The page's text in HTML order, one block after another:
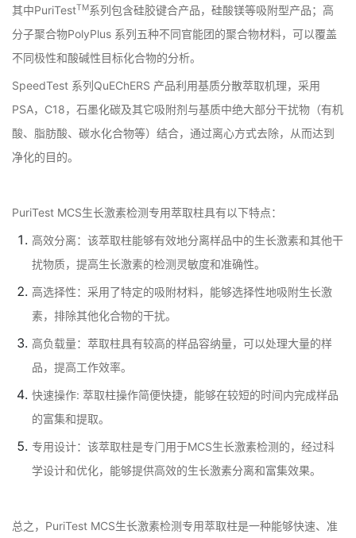
其中PuriTestTM系列包含硅胶键合产品，硅酸镁等吸附型产品；高
分子聚合物PolyPlus 系列五种不同官能团的聚合物材料，可以覆盖
不同极性和酸碱性目标化合物的分析。
SpeedTest 系列QuEChERS 产品利用基质分散萃取机理，采用
PSA，C18，石墨化碳及其它吸附剂与基质中绝大部分干扰物（有机
酸、脂肪酸、碳水化合物等）结合，通过离心方式去除，从而达到
净化的目的。
PuriTest MCS生长激素检测专用萃取柱具有以下特点：
高效分离：该萃取柱能够有效地分离样品中的生长激素和其他干
扰物质，提高生长激素的检测灵敏度和准确性。
高选择性：采用了特定的吸附材料，能够选择性地吸附生长激
素，排除其他化合物的干扰。
高负载量：萃取柱具有较高的样品容纳量，可以处理大量的样
品，提高工作效率。
快速操作: 萃取柱操作简便快捷，能够在较短的时间内完成样品
的富集和提取。
专用设计：该萃取柱是专门用于MCS生长激素检测的，经过科
学设计和优化，能够提供高效的生长激素分离和富集效果。
总之，PuriTest MCS生长激素检测专用萃取柱是一种能够快速、准